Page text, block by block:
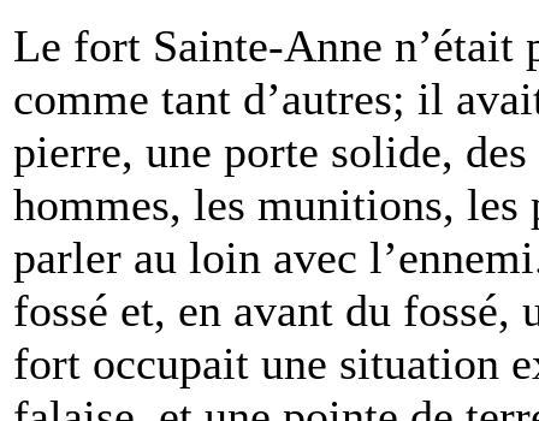
Le fort Sainte-Anne n’était
comme tant d’autres; il
pierre, une porte solide,
hommes, les munitions, les
parler au loin avec
fossé et, en avant du
fort occupait une situation